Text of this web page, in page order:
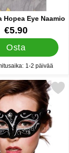
Hopea Eye Naamio
€5.90
Osta
Varastossa
1-2 päivää
Musta ja